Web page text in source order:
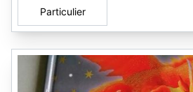
Particulier